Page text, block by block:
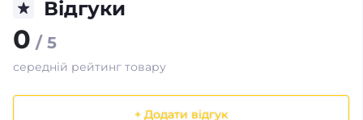
Відгуки
0 / 5
середній рейтинг товару
+ Додати відгук